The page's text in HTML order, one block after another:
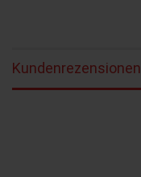
Kundenrezensionen